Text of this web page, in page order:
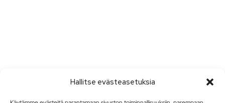
Hallitse evästeasetuksia